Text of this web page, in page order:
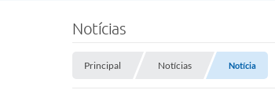
Notícias
Principal Notícias Notícia